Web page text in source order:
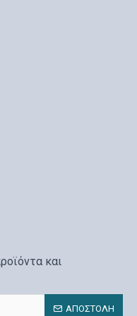
και
ΑΠΟΣΤΟΛΉ